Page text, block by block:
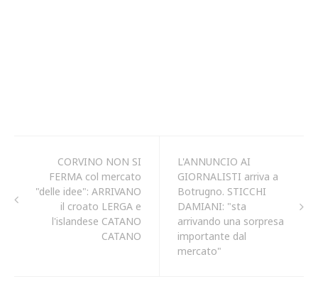
CORVINO NON SI
FERMA col mercato
"delle idee": ARRIVANO
il croato LERGA e
l'islandese CATANO
CATANO
L'ANNUNCIO AI
GIORNALISTI arriva a
Botrugno. STICCHI
DAMIANI: "sta
arrivando una sorpresa
importante dal
mercato"